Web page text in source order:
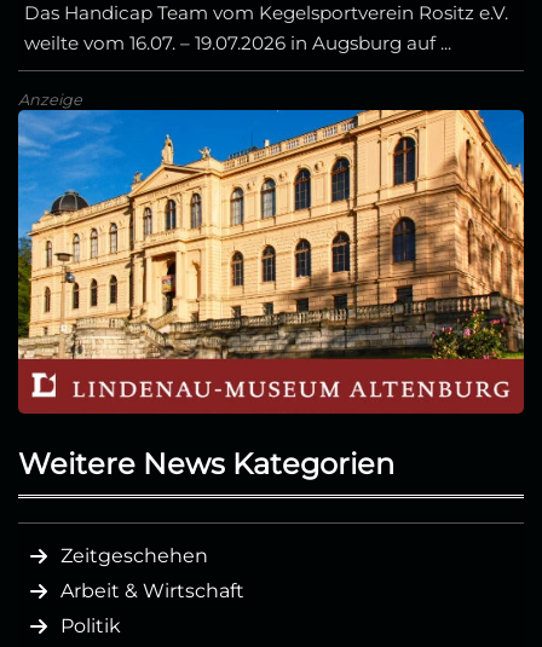
Das Handicap Team vom Kegelsportverein Rositz e.V.
weilte vom 16.07. – 19.07.2026 in Augsburg auf ...
Anzeige
Weitere News Kategorien
Zeitgeschehen
Arbeit & Wirtschaft
Politik